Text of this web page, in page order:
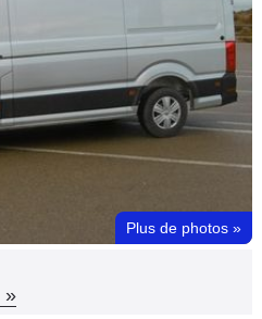
Plus de photos »
»